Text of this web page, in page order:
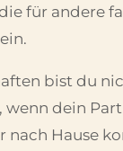
für andere
bist du
wenn dein
nach Hause